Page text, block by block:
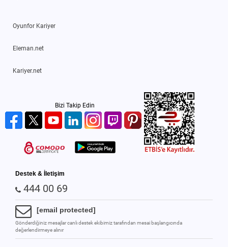
Oyunfor Kariyer
Eleman.net
Kariyer.net
Bizi Takip Edin
Destek & İletişim
444 00 69
[email protected]
Gönderdiğiniz mesajlar canlı destek ekibimiz tarafından mesai başlangıcında
değerlendirmeye alınır